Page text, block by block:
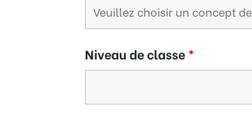
Niveau de classe*